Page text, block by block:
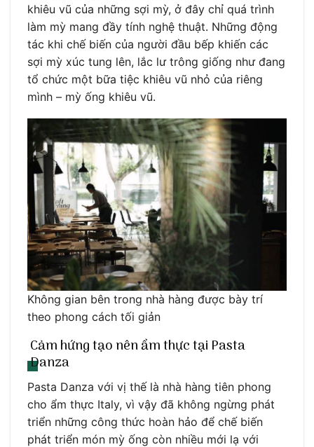
khiêu vũ của những sợi mỳ, ở đây chỉ quá trình
làm mỳ mang đầy tính nghệ thuật. Những động
tác khi chế biến của người đầu bếp khiến các
sợi mỳ xúc tung lên, lắc lư trông giống như đang
tổ chức một bữa tiệc khiêu vũ nhỏ của riêng
mình – mỳ ống khiêu vũ.
Không gian bên trong nhà hàng được bày trí
theo phong cách tối giản
Cảm hứng tạo nên ẩm thực tại Pasta
Danza
Pasta Danza với vị thế là nhà hàng tiên phong
cho ẩm thực Italy, vì vậy đã không ngừng phát
triển những công thức hoàn hảo để chế biến
phát triển món mỳ ống còn nhiều mới lạ với